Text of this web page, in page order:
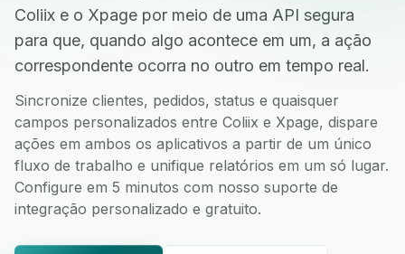
Coliix e o Xpage por meio de uma API segura
para que, quando algo acontece em um, a ação
correspondente ocorra no outro em tempo real.
Sincronize clientes, pedidos, status e quaisquer
campos personalizados entre Coliix e Xpage, dispare
ações em ambos os aplicativos a partir de um único
fluxo de trabalho e unifique relatórios em um só lugar.
Configure em 5 minutos com nosso suporte de
integração personalizado e gratuito.